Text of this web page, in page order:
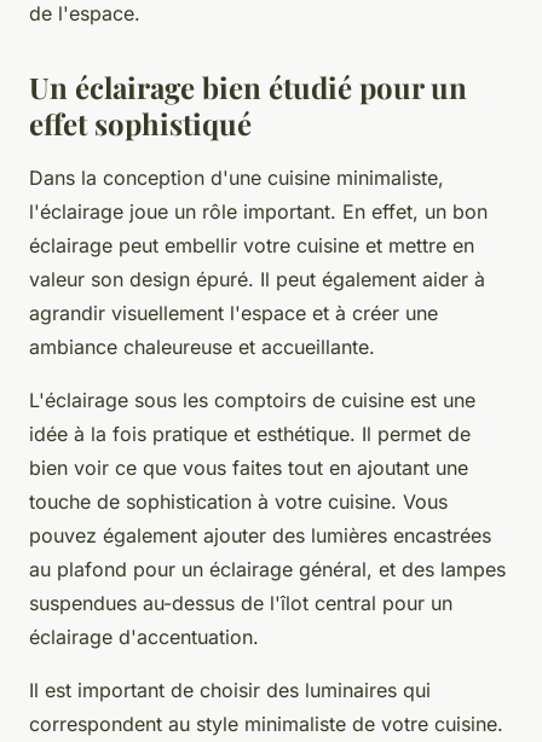
de l'espace.
Un éclairage bien étudié pour un
effet sophistiqué
Dans la conception d'une cuisine minimaliste,
l'éclairage joue un rôle important. En effet, un bon
éclairage peut embellir votre cuisine et mettre en
valeur son design épuré. Il peut également aider à
agrandir visuellement l'espace et à créer une
ambiance chaleureuse et accueillante.
L'éclairage sous les comptoirs de cuisine est une
idée à la fois pratique et esthétique. Il permet de
bien voir ce que vous faites tout en ajoutant une
touche de sophistication à votre cuisine. Vous
pouvez également ajouter des lumières encastrées
au plafond pour un éclairage général, et des lampes
suspendues au-dessus de l'îlot central pour un
éclairage d'accentuation.
Il est important de choisir des luminaires qui
correspondent au style minimaliste de votre cuisine.